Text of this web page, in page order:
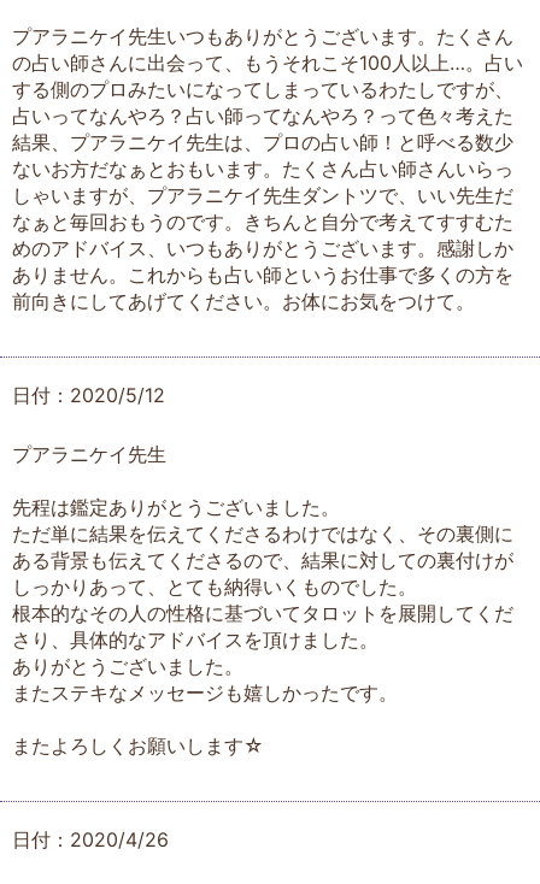
プアラニケイ先生いつもありがとうございます。たくさん
の占い師さんに出会って、もうそれこそ100人以上…。占い
する側のプロみたいになってしまっているわたしですが、
占いってなんやろ？占い師ってなんやろ？って色々考えた
結果、プアラニケイ先生は、プロの占い師！と呼べる数少
ないお方だなぁとおもいます。たくさん占い師さんいらっ
しゃいますが、プアラニケイ先生ダントツで、いい先生だ
なぁと毎回おもうのです。きちんと自分で考えてすすむた
めのアドバイス、いつもありがとうございます。感謝しか
ありません。これからも占い師というお仕事で多くの方を
前向きにしてあげてください。お体にお気をつけて。
日付：2020/5/12
プアラニケイ先生
先程は鑑定ありがとうございました。
ただ単に結果を伝えてくださるわけではなく、その裏側に
ある背景も伝えてくださるので、結果に対しての裏付けが
しっかりあって、とても納得いくものでした。
根本的なその人の性格に基づいてタロットを展開してくだ
さり、具体的なアドバイスを頂けました。
ありがとうございました。
またステキなメッセージも嬉しかったです。
またよろしくお願いします☆
日付：2020/4/26